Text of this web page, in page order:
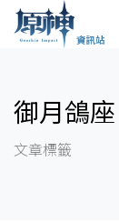
御月鴿座
文章標籤